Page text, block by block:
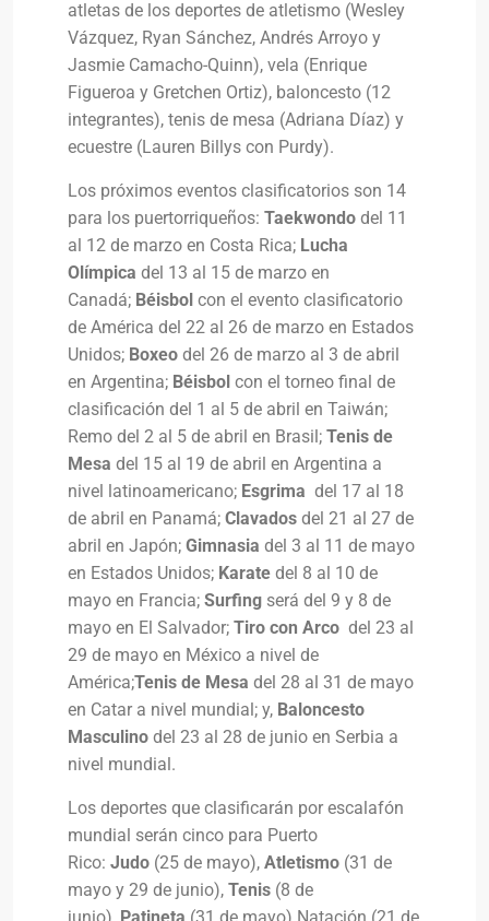
atletas de los deportes de atletismo (Wesley
Vázquez, Ryan Sánchez, Andrés Arroyo y
Jasmie Camacho-Quinn), vela (Enrique
Figueroa y Gretchen Ortiz), baloncesto (12
integrantes), tenis de mesa (Adriana Díaz) y
ecuestre (Lauren Billys con Purdy).
Los próximos eventos clasificatorios son 14
para los puertorriqueños: Taekwondo del 11
al 12 de marzo en Costa Rica; Lucha
Olímpica del 13 al 15 de marzo en
Canadá; Béisbol con el evento clasificatorio
de América del 22 al 26 de marzo en Estados
Unidos; Boxeo del 26 de marzo al 3 de abril
en Argentina; Béisbol con el torneo final de
clasificación del 1 al 5 de abril en Taiwán;
Remo del 2 al 5 de abril en Brasil; Tenis de
Mesa del 15 al 19 de abril en Argentina a
nivel latinoamericano; Esgrima del 17 al 18
de abril en Panamá; Clavados del 21 al 27 de
abril en Japón; Gimnasia del 3 al 11 de mayo
en Estados Unidos; Karate del 8 al 10 de
mayo en Francia; Surfing será del 9 y 8 de
mayo en El Salvador; Tiro con Arco del 23 al
29 de mayo en México a nivel de
América;Tenis de Mesa del 28 al 31 de mayo
en Catar a nivel mundial; y, Baloncesto
Masculino del 23 al 28 de junio en Serbia a
nivel mundial.
Los deportes que clasificarán por escalafón
mundial serán cinco para Puerto
Rico: Judo (25 de mayo), Atletismo (31 de
mayo y 29 de junio), Tenis (8 de